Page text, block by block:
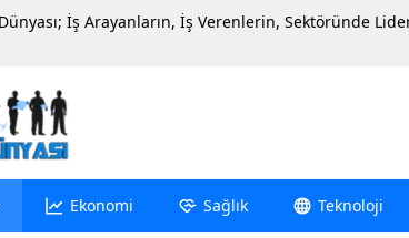
İş Arayanların, İş Verenlerin, Sektöründe
Ekonomi Sağlık Teknoloji